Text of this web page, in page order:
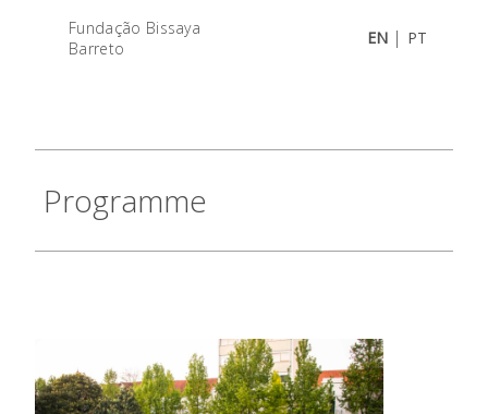
Fundação Bissaya
Barreto
EN | PT
Programme